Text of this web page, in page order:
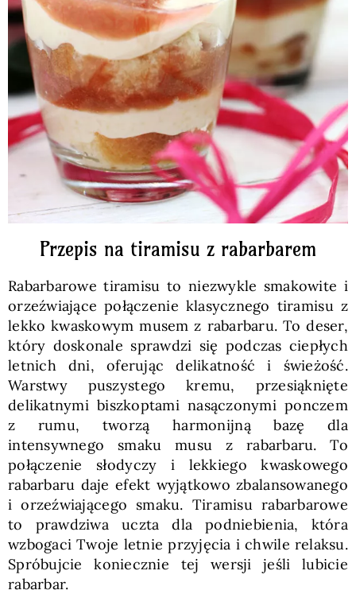
Kuchnie świata
SKLEP
Polski
Przepis na tiramisu z rabarbarem
Rabarbarowe tiramisu to niezwykle smakowite i
orzeźwiające połączenie klasycznego tiramisu z
lekko kwaskowym musem z rabarbaru. To deser,
który doskonale sprawdzi się podczas ciepłych
letnich dni, oferując delikatność i świeżość.
Warstwy puszystego kremu, przesiąknięte
delikatnymi biszkoptami nasączonymi ponczem
z rumu, tworzą harmonijną bazę dla
intensywnego smaku musu z rabarbaru. To
połączenie słodyczy i lekkiego kwaskowego
rabarbaru daje efekt wyjątkowo zbalansowanego
i orzeźwiającego smaku. Tiramisu rabarbarowe
to prawdziwa uczta dla podniebienia, która
wzbogaci Twoje letnie przyjęcia i chwile relaksu.
Spróbujcie koniecznie tej wersji jeśli lubicie
rabarbar.